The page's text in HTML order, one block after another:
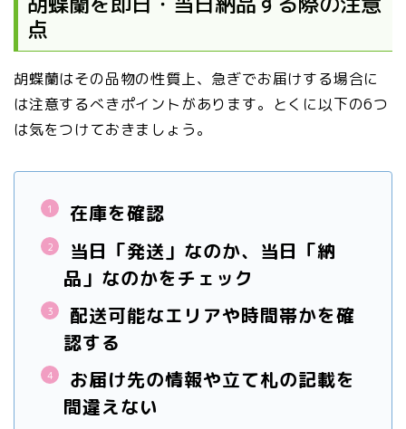
点
胡蝶蘭はその品物の性質上、急ぎでお届けする場合に
は注意するべきポイントがあります。とくに以下の6つ
は気をつけておきましょう。
在庫を確認
当日「発送」なのか、当日「納
品」なのかをチェック
配送可能なエリアや時間帯かを確
認する
お届け先の情報や立て札の記載を
間違えない